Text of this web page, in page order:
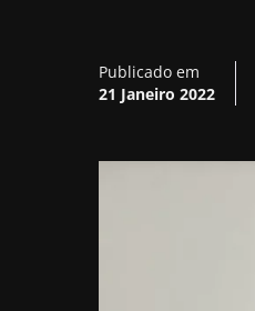
Publicado em
21 Janeiro 2022